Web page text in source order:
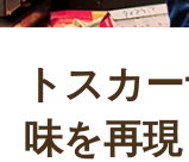
トスカ
味を再現